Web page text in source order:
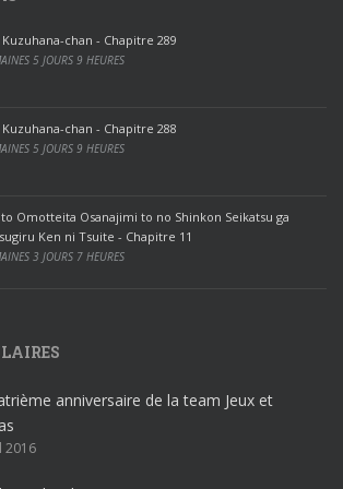
Kuzuhana-chan - Chapitre 289
5 JOURS 9 HEURES
Kuzuhana-chan - Chapitre 288
5 JOURS 9 HEURES
to Omotteita Osanajimi to no Shinkon Seikatsu ga
Ken ni Tsuite - Chapitre 11
3 JOURS 7 HEURES
anniversaire de la team Jeux et
2016